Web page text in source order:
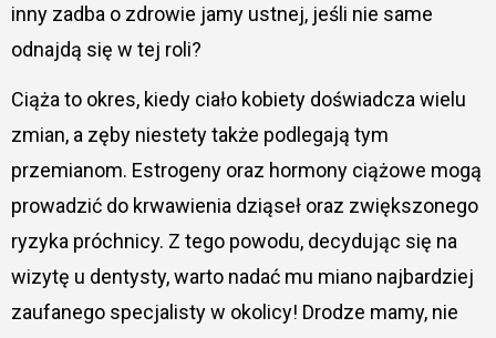
inny zadba o zdrowie jamy ustnej, jeśli nie same
odnajdą się w tej roli?
Ciąża to okres, kiedy ciało kobiety doświadcza wielu
zmian, a zęby niestety także podlegają tym
przemianom. Estrogeny oraz hormony ciążowe mogą
prowadzić do krwawienia dziąseł oraz zwiększonego
ryzyka próchnicy. Z tego powodu, decydując się na
wizytę u dentysty, warto nadać mu miano najbardziej
zaufanego specjalisty w okolicy! Drodze mamy, nie